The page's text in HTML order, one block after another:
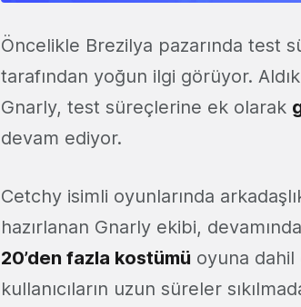
Öncelikle Brezilya pazarında test
tarafından yoğun ilgi görüyor.
Gnarly, test süreçlerine ek olarak
devam ediyor.
Cetchy isimli oyunlarında
hazırlanan Gnarly ekibi, devamında
20’den fazla kostümü oyuna
kullanıcıların uzun süreler